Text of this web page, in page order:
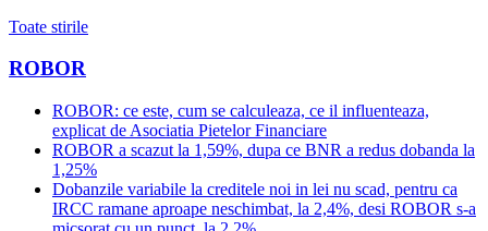
Toate stirile
ROBOR
ROBOR: ce este, cum se calculeaza, ce il influenteaza,
explicat de Asociatia Pietelor Financiare
ROBOR a scazut la 1,59%, dupa ce BNR a redus dobanda la
1,25%
Dobanzile variabile la creditele noi in lei nu scad, pentru ca
IRCC ramane aproape neschimbat, la 2,4%, desi ROBOR s-a